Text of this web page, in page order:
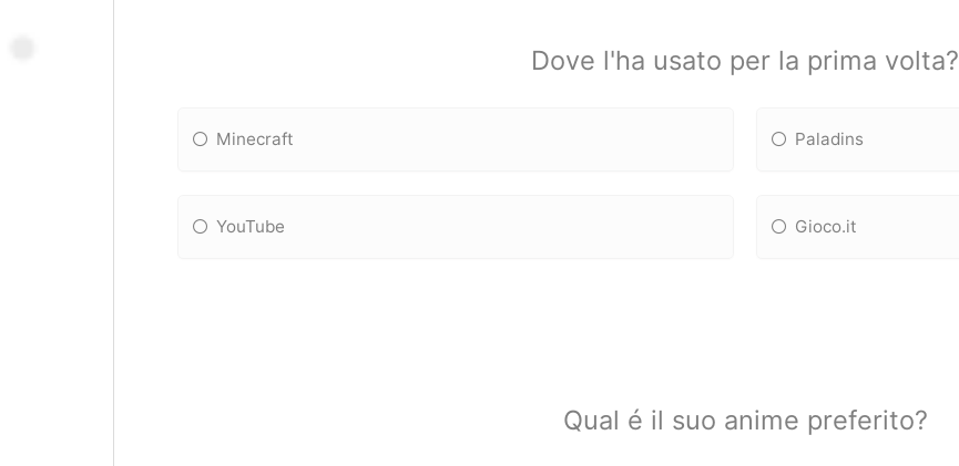
Dove l'ha usato per la prima volta?
Minecraft Paladins
YouTube Gioco.it
Qual é il suo anime preferito?